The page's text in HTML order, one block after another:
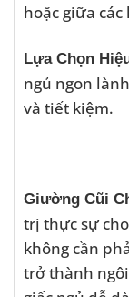
hoặc giữa
Lựa Chọn
ngủ ngon
và tiết kiệm.
Giường Cũi
trị thực sự
không cần
trở thành